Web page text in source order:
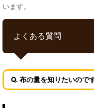
います。
よくある質問
Q. 布の量を知りたいので